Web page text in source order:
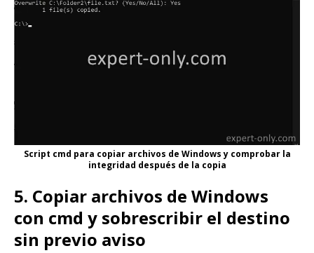
Script cmd para copiar archivos de Windows y comprobar la
integridad después de la copia
5. Copiar archivos de Windows
con cmd y sobrescribir el destino
sin previo aviso